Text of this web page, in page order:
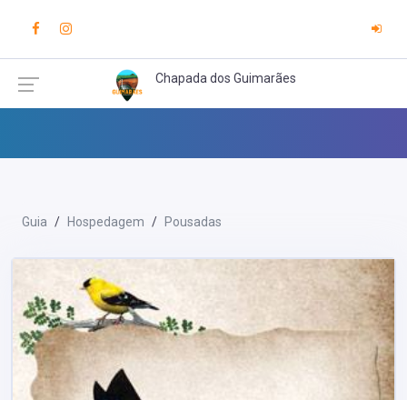
Chapada dos Guimarães
Guia Hospedagem Pousadas